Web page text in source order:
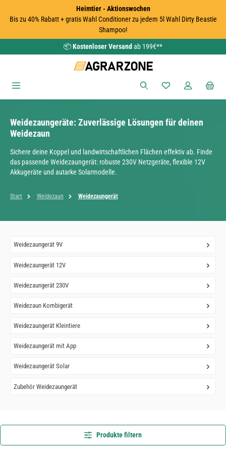
Heimtier - Aktionswochen
Bis zu 40% Rabatt + gratis Wahl Conditioner zu jedem 5l Wahl Dirty Beastie
Shampoo!
📦Kostenloser Versand ab 199€**
Du hast 0
Weidezaungeräte: Zuverlässige Lösungen für deinen
Weidezaun
Sichere deine Koppel und landwirtschaftlichen Flächen effektiv ab. Finde
das passende Weidezaungerät: robuste 230V Netzgeräte, flexible 12V
Akkugeräte und autarke Solarmodelle.
Start Weidezaun Weidezaungerät
Weidezaungerät 9V
Weidezaungerät 12V
Weidezaungerät 230V
Weidezaun Kombigerät
Weidezaungerät Kleintiere
Weidezaungerät mit App
Weidezaungerät Solar
Zubehör Weidezaungerät
Produkte filtern